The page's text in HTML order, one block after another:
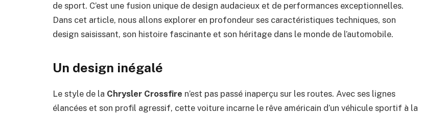
de sport. C’est une fusion unique de design audacieux et de performances exceptionnelles.
Dans cet article, nous allons explorer en profondeur ses caractéristiques techniques, son
design saisissant, son histoire fascinante et son héritage dans le monde de l’automobile.
Un design inégalé
Le style de la Chrysler Crossfire n’est pas passé inaperçu sur les routes. Avec ses lignes
élancées et son profil agressif, cette voiture incarne le rêve américain d’un véhicule sportif à la